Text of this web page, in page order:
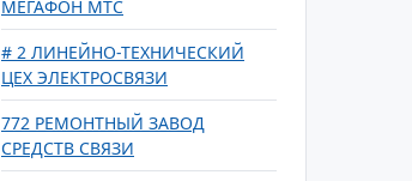
МЕГАФОН МТС
# 2 ЛИНЕЙНО-ТЕХНИЧЕСКИЙ
ЦЕХ ЭЛЕКТРОСВЯЗИ
772 РЕМОНТНЫЙ ЗАВОД
СРЕДСТВ СВЯЗИ